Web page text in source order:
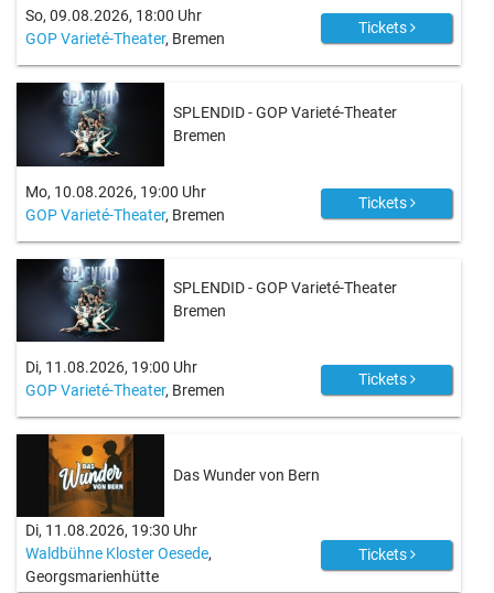
So, 09.08.2026, 18:00 Uhr
GOP Varieté-Theater, Bremen
Tickets
SPLENDID - GOP Varieté-Theater
Bremen
Mo, 10.08.2026, 19:00 Uhr
GOP Varieté-Theater, Bremen
Tickets
SPLENDID - GOP Varieté-Theater
Bremen
Di, 11.08.2026, 19:00 Uhr
GOP Varieté-Theater, Bremen
Tickets
Das Wunder von Bern
Di, 11.08.2026, 19:30 Uhr
Waldbühne Kloster Oesede,
Georgsmarienhütte
Tickets